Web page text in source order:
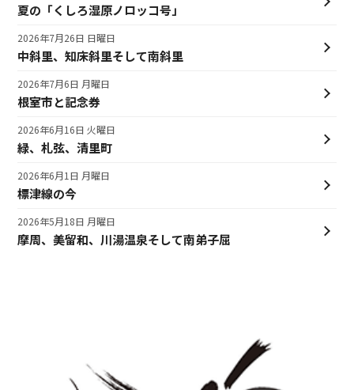
夏の「くしろ湿原ノロッコ号」
中斜里、知床斜里そして南斜里
2026年7月26日 日曜日
根室市と記念券
2026年7月6日 月曜日
緑、札弦、清里町
2026年6月16日 火曜日
標津線の今
2026年6月1日 月曜日
摩周、美留和、川湯温泉そして南弟子屈
2026年5月18日 月曜日